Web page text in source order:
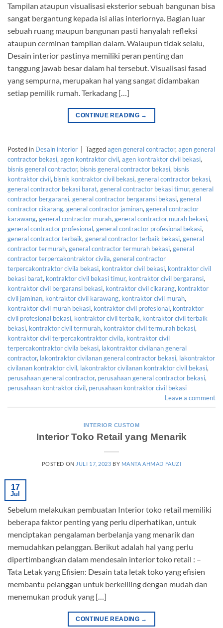
Tampilan ataupun visualisasi eksterior sebuah bangunan bisa
sangat bergantung kepada isi alias interiornya. Bagian luar
sebuah ruang maupun bangunan pasti hanyalah refleksi
ataupun cerminan tampilan dalam. Walaupun tidak selalu,
Desain interior pastinya memiliki peran penting dan
tanggung jawab besar dalam hal tersebut. Visualisasi fasad
yang sempurna, merupakan hal yang sangat didambakan
setiap pemilik rumah. Terkadang […]
CONTINUE READING →
Posted in Desain interior Taggedagen general contractor,agen general
contractor bekasi,agen kontraktor civil,agen kontraktor civil bekasi,
bisnis general contractor, bisnis general contractor bekasi, bisnis
kontraktor civil, bisnis kontraktor civil bekasi,general contractor bekasi,
general contractor bekasi barat,general contractor bekasi timur,general
contractor bergaransi,general contractor bergaransi bekasi,general
contractor cikarang,general contractor jaminan,general contractor
karawang,general contractor murah,general contractor murah bekasi,
general contractor profesional,general contractor profesional bekasi,
general contractor terbaik,general contractor terbaik bekasi,general
contractor termurah,general contractor termurah bekasi,general
contractor terpercakontraktor civila,general contractor
terpercakontraktor civila bekasi, kontraktor civil bekasi, kontraktor civil
bekasi barat, kontraktor civil bekasi timur, kontraktor civil bergaransi,
kontraktor civil bergaransi bekasi, kontraktor civil cikarang, kontraktor
civil jaminan, kontraktor civil karawang, kontraktor civil murah,
kontraktor civil murah bekasi, kontraktor civil profesional, kontraktor
civil profesional bekasi, kontraktor civil terbaik, kontraktor civil terbaik
bekasi, kontraktor civil termurah, kontraktor civil termurah bekasi,
kontraktor civil terpercakontraktor civila, kontraktor civil
terpercakontraktor civila bekasi, lakontraktor civilanan general
contractor, lakontraktor civilanan general contractor bekasi, lakontraktor
civilanan kontraktor civil, lakontraktor civilanan kontraktor civil bekasi,
perusahaan general contractor, perusahaan general contractor bekasi,
perusahaan kontraktor civil, perusahaan kontraktor civil bekasi
Leave a comment
INTERIOR CUSTOM
Interior Toko Retail yang Menarik
POSTED ON JULI 17, 2023 BY MANTA AHMAD FAUZI
17
Jul
Sebelum melakukan pembuatan Interior toko retail memiliki
beberapa faktor penting yang perlu diperhatikan, untuk
menciptakan pengalaman berbelanja yang menarik dan
memudahkan pelanggan. Berikut adalah hal yang perlu
dipertimbangkan dalam mendesain interior toko retail : –
Tata Letak yang Efisien: Desain tata letak toko yang efisien
membantu pelanggan untuk berkeliling dengan mudah dan
menemukan produk yang […]
CONTINUE READING →